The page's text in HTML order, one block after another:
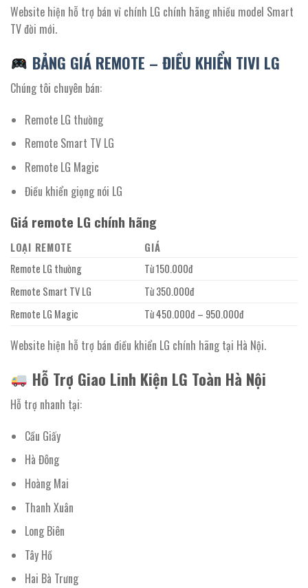
Website hiện hỗ trợ bán vỉ chính LG chính hãng nhiều model Smart
TV đời mới.
BẢNG GIÁ REMOTE – ĐIỀU KHIỂN TIVI LG
Chúng tôi chuyên bán:
Remote LG thường
Remote Smart TV LG
Remote LG Magic
Điều khiển giọng nói LG
Giá remote LG chính hãng
LOẠI REMOTE
GIÁ
Remote LG thường
Từ 150.000đ
Remote Smart TV LG
Từ 350.000đ
Remote LG Magic
Từ 450.000đ – 950.000đ
Website hiện hỗ trợ bán điều khiển LG chính hãng tại Hà Nội.
Hỗ Trợ Giao Linh Kiện LG Toàn Hà Nội
Hỗ trợ nhanh tại:
Cầu Giấy
Hà Đông
Hoàng Mai
Thanh Xuân
Long Biên
Tây Hồ
Hai Bà Trưng